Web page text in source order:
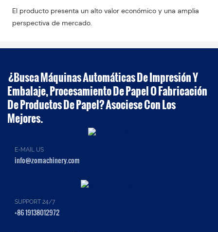
El producto presenta un alto valor económico y una amplia
perspectiva de mercado.
¿Busca Máquinas Automáticas De Impresión Y
Embalaje, Procesamiento De Papel O Fabricación
De Productos De Papel? Asociese Con Los
Mejores.
E-MAIL US
info@zomachinery.com
SUPPORT 24/7
+86 19138012972